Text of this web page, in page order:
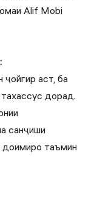
Alif Mobi
аст, ба
дорад.
санҷиши
доимиро таъмин